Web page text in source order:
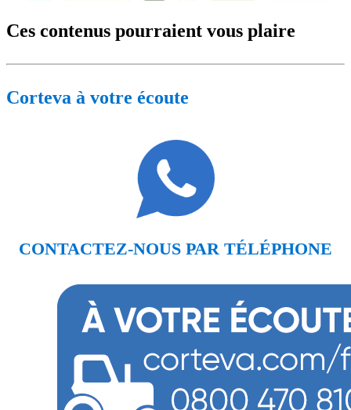
Ces contenus pourraient vous plaire
Corteva à votre écoute
CONTACTEZ-NOUS PAR TÉLÉPHONE